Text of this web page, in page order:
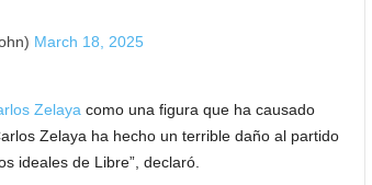
March 18, 2025
Zelaya como una figura que ha causado
Zelaya ha hecho un terrible daño al partido
ideales de Libre”, declaró.